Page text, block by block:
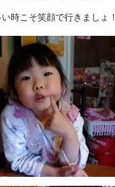
時こそ笑顔で行きましょ！